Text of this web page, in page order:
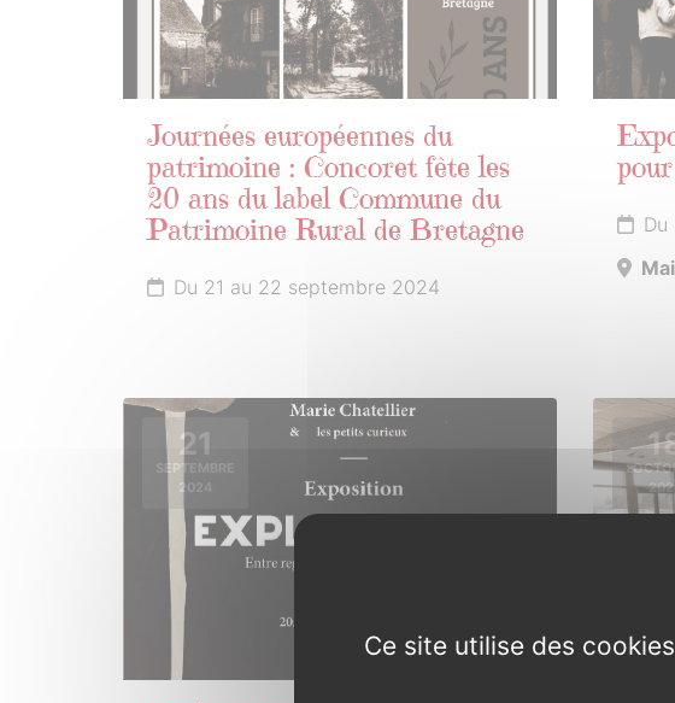
Journées européennes du
patrimoine : Concoret fête les
20 ans du label Commune du
Patrimoine Rural de Bretagne
Du 21 au 22 septembre 2024
21
SEPTEMBRE
2024
Ce site utilise des